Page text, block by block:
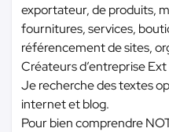
exportateur, de produits,
fournitures, services,
référencement de sites,
Créateurs d’entreprise Ext
Je recherche des textes
internet et blog.
Pour bien comprendre